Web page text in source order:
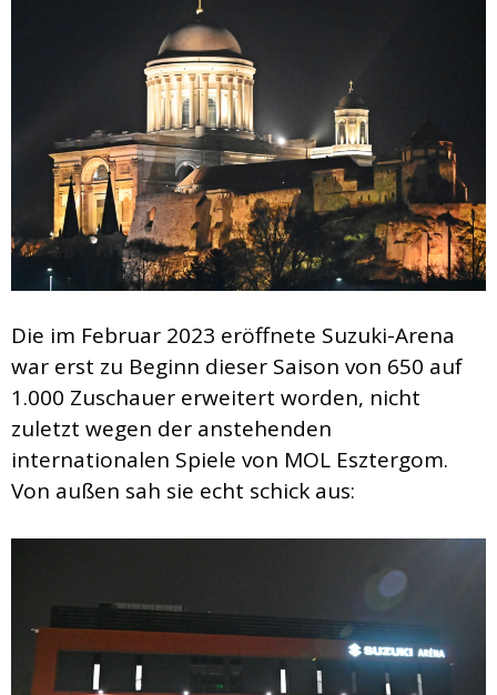
Die im Februar 2023 eröffnete Suzuki-Arena
war erst zu Beginn dieser Saison von 650 auf
1.000 Zuschauer erweitert worden, nicht
zuletzt wegen der anstehenden
internationalen Spiele von MOL Esztergom.
Von außen sah sie echt schick aus: